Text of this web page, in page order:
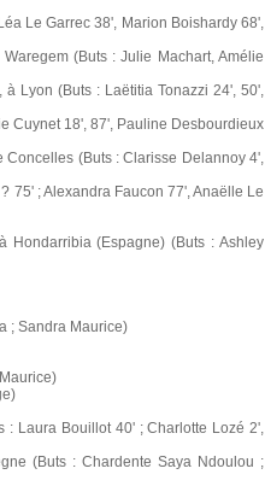
Le Garrec 38', Marion Boishardy 68',
(Buts : Julie Machart, Amélie
, à Lyon (Buts : Laëtitia Tonazzi 24', 50',
Cuynet 18', 87', Pauline Desbourdieux
Concelles (Buts : Clarisse Delannoy 4',
75' ; Alexandra Faucon 77', Anaëlle Le
Hondarribia (Espagne) (Buts : Ashley
; Sandra Maurice)
: Laura Bouillot 40' ; Charlotte Lozé 2',
(Buts : Chardente Saya Ndoulou ;